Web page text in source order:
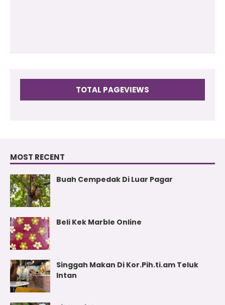
TOTAL PAGEVIEWS
MOST RECENT
Buah Cempedak Di Luar Pagar
Beli Kek Marble Online
Singgah Makan Di Kor.Pih.ti.am Teluk
Intan